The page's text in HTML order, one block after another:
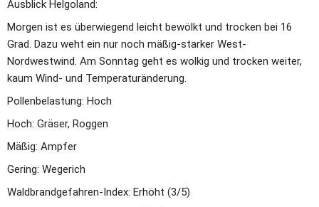
Ausblick Helgoland:
Morgen ist es überwiegend leicht bewölkt und trocken bei 16
Grad. Dazu weht ein nur noch mäßig-starker West-
Nordwestwind. Am Sonntag geht es wolkig und trocken weiter,
kaum Wind- und Temperaturänderung.
Pollenbelastung: Hoch
Hoch: Gräser, Roggen
Mäßig: Ampfer
Gering: Wegerich
Waldbrandgefahren-Index: Erhöht (3/5)